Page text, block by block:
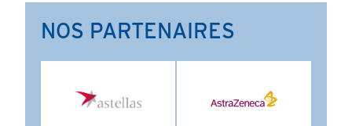
NOS PARTENAIRES
Image Image